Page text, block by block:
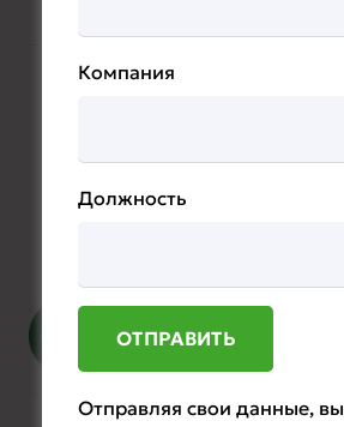
Компания
Должность
Отправляя свои данные, вы